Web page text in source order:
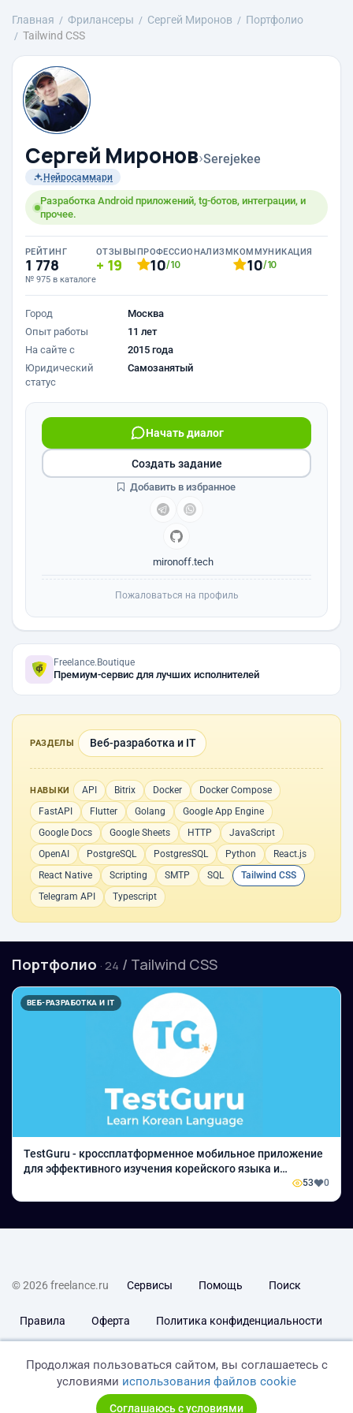
Главная Фрилансеры Сергей Миронов
Портфолио
Tailwind CSS
Сергей Миронов›Serejekee
Нейросаммари
Разработка Android приложений, tg-ботов, интеграции, и
прочее.
РЕЙТИНГ
1 778
№ 975 в каталоге
ОТЗЫВЫ
19
ПРОФЕССИОНАЛИЗМ
10/10
КОММУНИКАЦИЯ
10/10
Город
Москва
Опыт работы
11 лет
На сайте с
2015 года
Юридический
статус
Самозанятый
Начать диалог
mironoff.tech
Создать задание
Добавить в избранное
Пожаловаться на профиль
Freelance.Boutique
Премиум-сервис для лучших исполнителей
РАЗДЕЛЫ Веб-разработка и IT
НАВЫКИ API Bitrix Docker
Docker Compose
FastAPI
Flutter Golang
Google App Engine
Google Docs
Google Sheets HTTP
JavaScript
OpenAI
PostgreSQL PostgresSQL Python
React.js
React Native
Scripting SMTP SQL
Tailwind CSS
Telegram API
Typescript
Портфолио · 24 / Tailwind CSS
ВЕБ-РАЗРАБОТКА И IT
TestGuru - кроссплатформенное мобильное приложение
для эффективного изучения корейского языка и
53 0
© 2026 freelance.ru Сервисы Помощь Поиск
Правила Оферта Политика конфиденциальности
Продолжая пользоваться сайтом, вы соглашаетесь с
условиями использования файлов cookie
Соглашаюсь с условиями